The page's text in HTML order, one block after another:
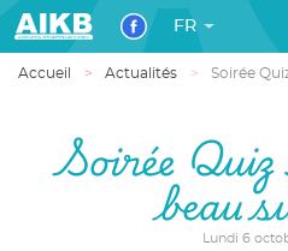
FR
Accueil Actualités Soirée
Soirée
beau
Lundi 6